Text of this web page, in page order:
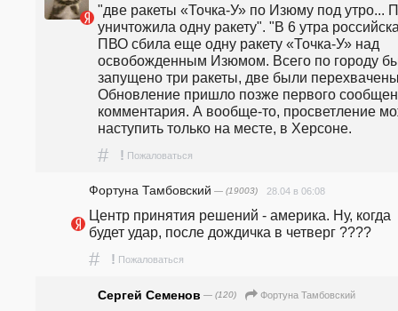
"две ракеты «Точка-У» по Изюму под утро...
уничтожила одну ракету". "В 6 утра
ПВО сбила еще одну ракету «Точка-У» над
освобожденным Изюмом. Всего по городу
запущено три ракеты, две были
Обновление пришло позже первого
комментария. А вообще-то, просветление
наступить только на месте, в Херсоне.
# ! Пожаловаться
Фортуна Тамбовский — (19003) 28.04 в 06:08
Центр принятия решений - америка. Ну, когда
будет удар, после дождичка в четверг ????
# ! Пожаловаться
Сергей Семенов — (120)
Фортуна Тамбовский